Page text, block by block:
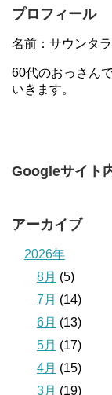
プロフィール
名前：サウンタ
60代のおっさん
いきます。
Googleサイト
アーカイブ
2026年
8月 (5)
7月 (14)
6月 (13)
5月 (17)
4月 (15)
3月 (19)